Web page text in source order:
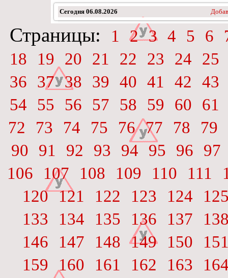
Сегодня 06.08.2026
Страницы: 1 2 3 4 5 6
18
19 20 21 22 23 24
25
36
37 38 39 40 41 42
43
54
55 56 57 58 59 60
61
72
73 74 75 76 77 78
79
90
91 92 93 94 95 96
97
106
107 108 109 110 111
120 121 122 123 124
133
134 135 136 137
146
147 148 149 150
159
160 161 162 163